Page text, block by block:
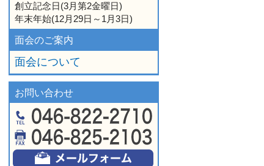
創立記念日(3月第2金曜日)
年末年始(12月29日～1月3日)
面会のご案内
面会について
お問い合わせ